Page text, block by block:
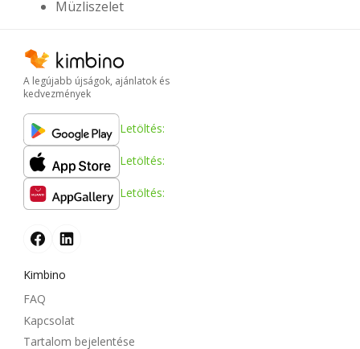
Müzliszelet
A legújabb újságok, ajánlatok és
kedvezmények
Letöltés:
Letöltés:
Letöltés:
Kimbino
FAQ
Kapcsolat
Tartalom bejelentése